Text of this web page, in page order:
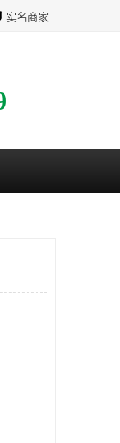
实名商家